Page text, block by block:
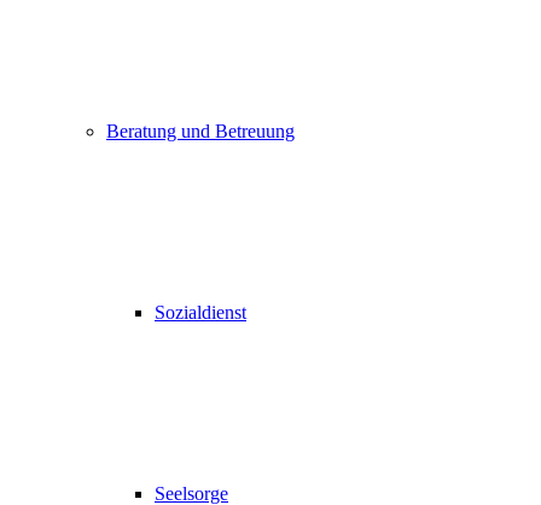
Beratung und Betreuung
Sozialdienst
Seelsorge